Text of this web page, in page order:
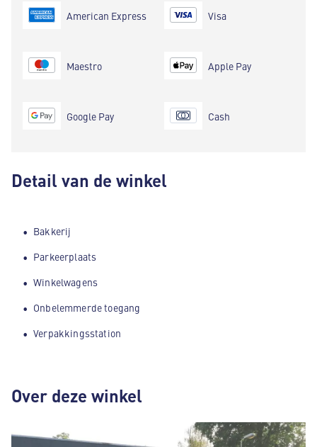
American Express
Maestro
Google Pay
Visa
Apple Pay
Cash
Detail van de winkel
Bakkerij
Parkeerplaats
Winkelwagens
Onbelemmerde toegang
Verpakkingsstation
Over deze winkel